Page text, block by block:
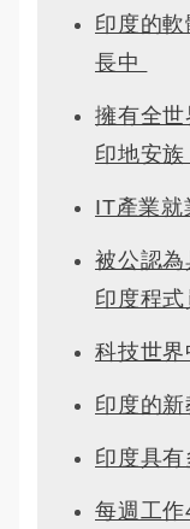
印度的
長中
擁有全
印地安族
IT產業
被公認
印度程式
科技世
印度的
印度具
每週工